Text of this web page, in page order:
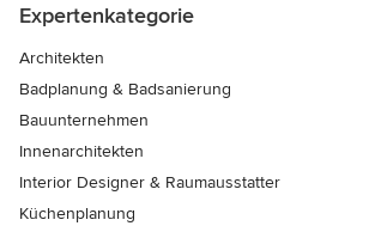
Expertenkategorie
Architekten
Badplanung & Badsanierung
Bauunternehmen
Innenarchitekten
Interior Designer & Raumausstatter
Küchenplanung